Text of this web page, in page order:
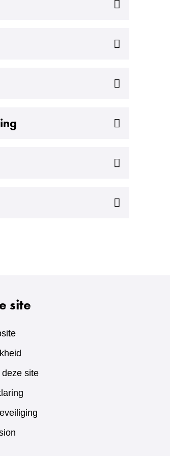
site
site